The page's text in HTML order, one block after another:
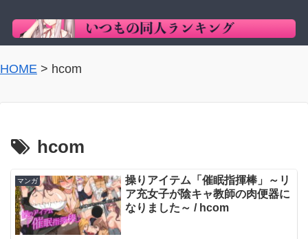
HOME > hcom
hcom
マンガ
操りアイテム「催眠指揮棒」～リ
ア充女子が陰キャ教師の肉便器に
なりました～ / hcom